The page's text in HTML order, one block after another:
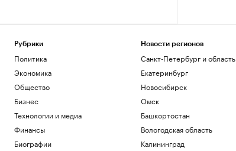
Рубрики
Политика
Экономика
Общество
Бизнес
Технологии и медиа
Финансы
Биографии
Новости регионов
Санкт-Петербург и область
Екатеринбург
Новосибирск
Омск
Башкортостан
Вологодская область
Калининград